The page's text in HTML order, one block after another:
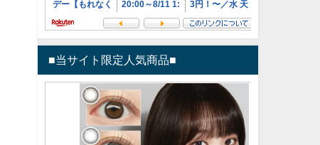
■当サイト限定人気商品■